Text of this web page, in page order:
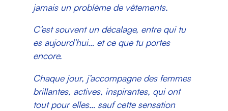
jamais un problème de vêtements.
C’est souvent un décalage, entre qui tu
es aujourd’hui… et ce que tu portes
encore.
Chaque jour, j’accompagne des femmes
brillantes, actives, inspirantes, qui ont
tout pour elles… sauf cette sensation